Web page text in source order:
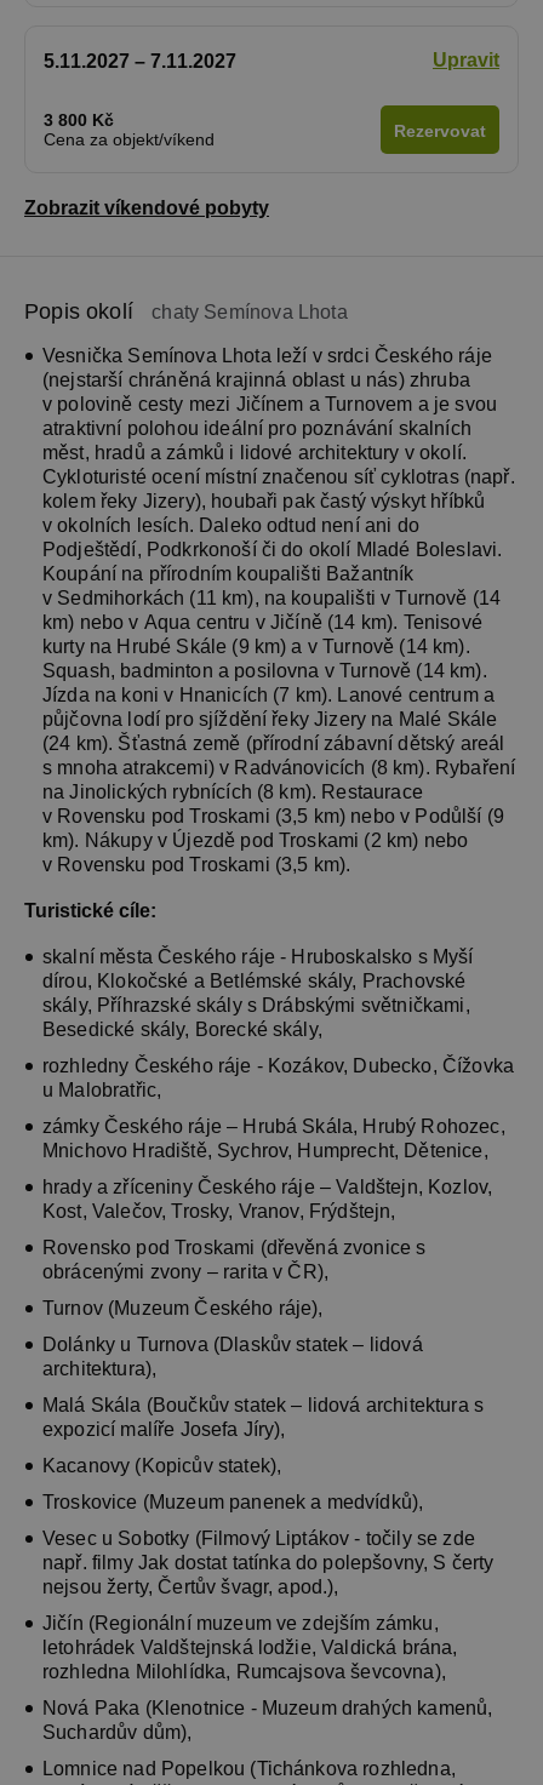
5.11.2027 – 7.11.2027 Upravit
3 800 Kč
Cena za objekt/víkend
Rezervovat
Zobrazit víkendové pobyty
Popis okolí chaty Semínova Lhota
Vesnička Semínova Lhota leží v srdci Českého ráje
(nejstarší chráněná krajinná oblast u nás) zhruba
v polovině cesty mezi Jičínem a Turnovem a je svou
atraktivní polohou ideální pro poznávání skalních
měst, hradů a zámků i lidové architektury v okolí.
Cykloturisté ocení místní značenou síť cyklotras (např.
kolem řeky Jizery), houbaři pak častý výskyt hříbků
v okolních lesích. Daleko odtud není ani do
Podještědí, Podkrkonoší či do okolí Mladé Boleslavi.
Koupání na přírodním koupališti Bažantník
v Sedmihorkách (11 km), na koupališti v Turnově (14
km) nebo v Aqua centru v Jičíně (14 km). Tenisové
kurty na Hrubé Skále (9 km) a v Turnově (14 km).
Squash, badminton a posilovna v Turnově (14 km).
Jízda na koni v Hnanicích (7 km). Lanové centrum a
půjčovna lodí pro sjíždění řeky Jizery na Malé Skále
(24 km). Šťastná země (přírodní zábavní dětský areál
s mnoha atrakcemi) v Radvánovicích (8 km). Rybaření
na Jinolických rybnících (8 km). Restaurace
v Rovensku pod Troskami (3,5 km) nebo v Podůlší (9
km). Nákupy v Újezdě pod Troskami (2 km) nebo
v Rovensku pod Troskami (3,5 km).
Turistické cíle:
skalní města Českého ráje - Hruboskalsko s Myší
dírou, Klokočské a Betlémské skály, Prachovské
skály, Příhrazské skály s Drábskými světničkami,
Besedické skály, Borecké skály,
rozhledny Českého ráje - Kozákov, Dubecko, Čížovka
u Malobratřic,
zámky Českého ráje – Hrubá Skála, Hrubý Rohozec,
Mnichovo Hradiště, Sychrov, Humprecht, Dětenice,
hrady a zříceniny Českého ráje – Valdštejn, Kozlov,
Kost, Valečov, Trosky, Vranov, Frýdštejn,
Rovensko pod Troskami (dřevěná zvonice s
obrácenými zvony – rarita v ČR),
Turnov (Muzeum Českého ráje),
Dolánky u Turnova (Dlaskův statek – lidová
architektura),
Malá Skála (Boučkův statek – lidová architektura s
expozicí malíře Josefa Jíry),
Kacanovy (Kopicův statek),
Troskovice (Muzeum panenek a medvídků),
Vesec u Sobotky (Filmový Liptákov - točily se zde
např. filmy Jak dostat tatínka do polepšovny, S čerty
nejsou žerty, Čertův švagr, apod.),
Jičín (Regionální muzeum ve zdejším zámku,
letohrádek Valdštejnská lodžie, Valdická brána,
rozhledna Milohlídka, Rumcajsova ševcovna),
Nová Paka (Klenotnice - Muzeum drahých kamenů,
Suchardův dům),
Lomnice nad Popelkou (Tichánkova rozhledna,